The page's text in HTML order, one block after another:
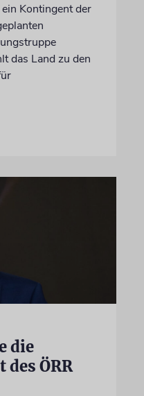
Kontingent der
das Land zu den
die
ÖRR